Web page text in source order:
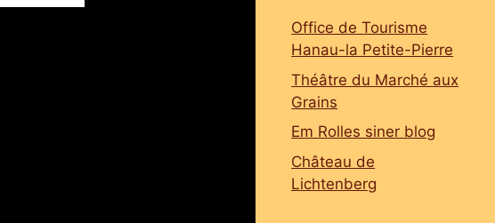
Office de Tourisme
Hanau-la Petite-Pierre
Théâtre du Marché aux
Grains
Em Rolles siner blog
Château de
Lichtenberg